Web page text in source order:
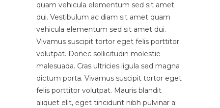
quam vehicula elementum sed sit amet
dui. Vestibulum ac diam sit amet quam
vehicula elementum sed sit amet dui.
Vivamus suscipit tortor eget felis porttitor
volutpat. Donec sollicitudin molestie
malesuada. Cras ultricies ligula sed magna
dictum porta. Vivamus suscipit tortor eget
felis porttitor volutpat. Mauris blandit
aliquet elit, eget tincidunt nibh pulvinar a.